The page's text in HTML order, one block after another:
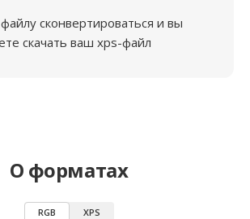
сконвертироваться и вы
скачать ваш xps-файл
О форматах
RGB XPS